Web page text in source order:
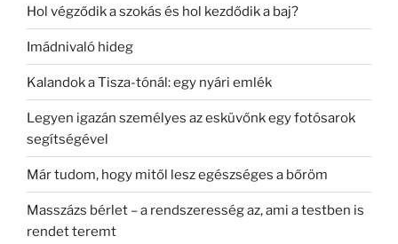
Hol végződik a szokás és hol kezdődik a baj?
Imádnivaló hideg
Kalandok a Tisza-tónál: egy nyári emlék
Legyen igazán személyes az esküvőnk egy fotósarok
segítségével
Már tudom, hogy mitől lesz egészséges a bőröm
Masszázs bérlet – a rendszeresség az, ami a testben is
rendet teremt